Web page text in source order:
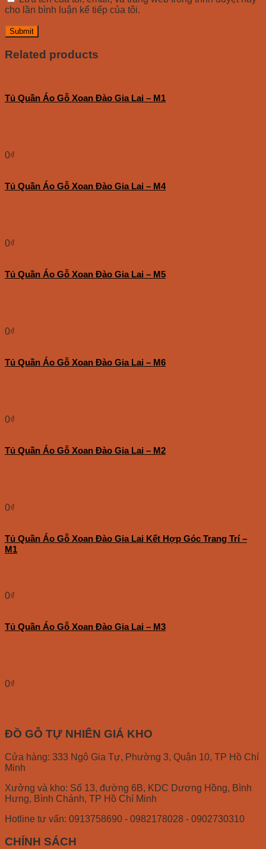
cho lần bình luận kế tiếp của tôi.
Related products
Tủ Quần Áo Gỗ Xoan Đào Gia Lai – M1
0₫
Tủ Quần Áo Gỗ Xoan Đào Gia Lai – M4
0₫
Tủ Quần Áo Gỗ Xoan Đào Gia Lai – M5
0₫
Tủ Quần Áo Gỗ Xoan Đào Gia Lai – M6
0₫
Tủ Quần Áo Gỗ Xoan Đào Gia Lai – M2
0₫
Tủ Quần Áo Gỗ Xoan Đào Gia Lai Kết Hợp Góc Trang Trí –
M1
0₫
Tủ Quần Áo Gỗ Xoan Đào Gia Lai – M3
0₫
ĐỒ GỖ TỰ NHIÊN GIÁ KHO
Cửa hàng: 333 Ngô Gia Tự, Phường 3, Quận 10, TP Hồ Chí
Minh
Xưởng và kho: Số 13, đường 6B, KDC Dương Hồng, Bình
Hưng, Bình Chánh, TP Hồ Chí Minh
Hotline tư vấn: 0913758690 - 0982178028 - 0902730310
CHÍNH SÁCH